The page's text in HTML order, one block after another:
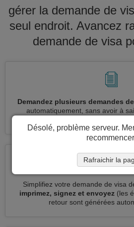
gérer la demande de
seul endroit. Avancez
demande de visa
Demandez plusieurs demandes
automatiquement, sans avoir à
Simplifiez votre demande de visa
imprimez, signez et envoyez (les
retour sont générées
Désolé, problème serveur.
Rafraichir la